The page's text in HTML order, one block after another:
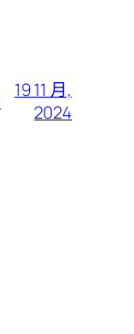
19 11 月,
2024